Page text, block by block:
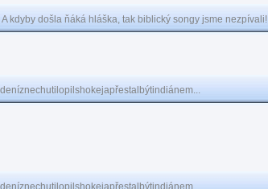
A kdyby došla ňáká hláška, tak biblický songy jsme nezpívali!